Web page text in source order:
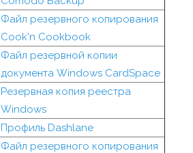
Файл резервного копирования
Cook'n Cookbook
Файл резервной копии
документа Windows CardSpace
Резервная копия реестра
Windows
Профиль Dashlane
Файл резервного копирования